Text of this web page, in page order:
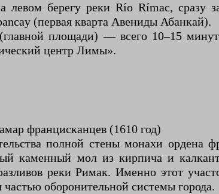
левом берегу реки Río Rímac, сразу
(первая кварта Авениды Абанкай).
площади) — всего 10–15 минут
центр Лимы».
францисканцев (1610 год)
полной стены монахи ордена
каменный мол из кирпича и
реки Римак. Именно этот
частью оборонительной системы города.